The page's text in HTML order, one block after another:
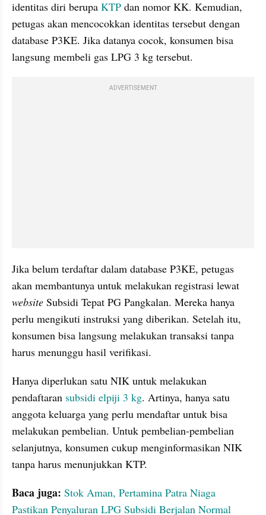
identitas diri berupa KTP dan nomor KK. Kemudian,
petugas akan mencocokkan identitas tersebut dengan
database P3KE. Jika datanya cocok, konsumen bisa
langsung membeli gas LPG 3 kg tersebut.
ADVERTISEMENT
Jika belum terdaftar dalam database P3KE, petugas
website Subsidi Tepat PG Pangkalan. Mereka hanya
perlu mengikuti instruksi yang diberikan. Setelah itu,
konsumen bisa langsung melakukan transaksi tanpa
harus menunggu hasil verifikasi.
Hanya diperlukan satu NIK untuk melakukan
pendaftaran subsidi elpiji 3 kg. Artinya, hanya satu
anggota keluarga yang perlu mendaftar untuk bisa
melakukan pembelian. Untuk pembelian-pembelian
selanjutnya, konsumen cukup menginformasikan NIK
tanpa harus menunjukkan KTP.
Baca juga: Stok Aman, Pertamina Patra Niaga
Pastikan Penyaluran LPG Subsidi Berjalan Normal